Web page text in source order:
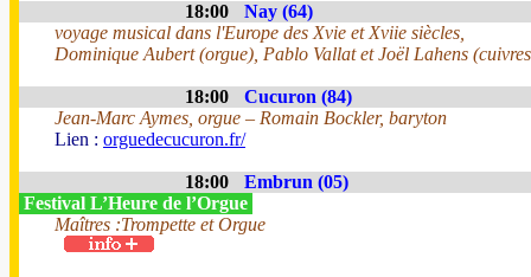
18:00
Nay (64)
voyage musical dans l'Europe des Xvie et Xviie siècles,
Dominique Aubert (orgue), Pablo Vallat et Joël Lahens
18:00
Cucuron (84)
Jean-Marc Aymes, orgue – Romain Bockler, baryton
Lien : orguedecucuron.fr/
18:00
Embrun (05)
Festival L’Heure de l’Orgue
Maîtres :Trompette et Orgue